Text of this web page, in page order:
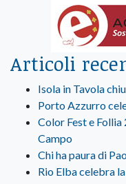
Articoli
Isola in Tavola
Porto Azzurro
Color Fest e
Campo
Chi ha paura di
Rio Elba celebra